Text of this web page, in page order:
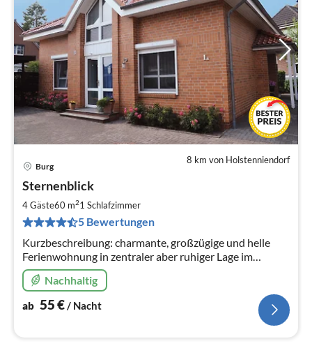
8 km von Holstenniendorf
Burg
Sternenblick
4 Gäste60 m21 Schlafzimmer
5 Bewertungen
Kurzbeschreibung: charmante, großzügige und helle
Ferienwohnung in zentraler aber ruhiger Lage im
schönen Burg Dithmarschen.
Nachhaltig
ab 55€/ Nacht